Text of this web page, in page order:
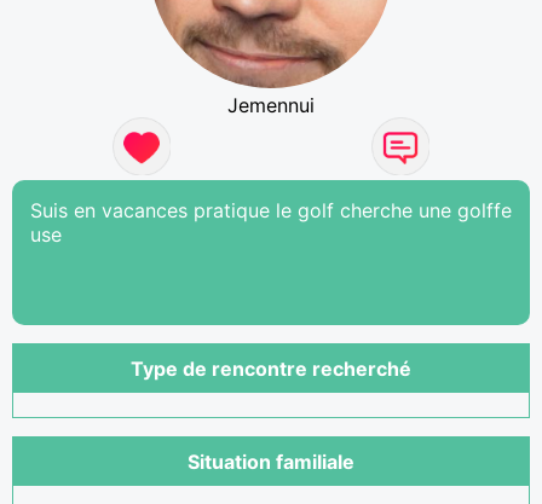
Jemennui
Suis en vacances pratique le golf cherche une golffe
use
Type de rencontre recherché
Situation familiale